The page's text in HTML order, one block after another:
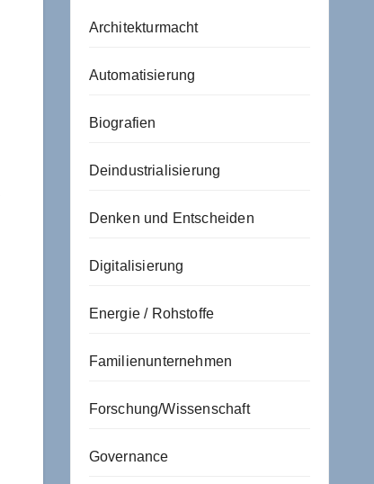
Architekturmacht
Automatisierung
Biografien
Deindustrialisierung
Denken und Entscheiden
Digitalisierung
Energie / Rohstoffe
Familienunternehmen
Forschung/Wissenschaft
Governance